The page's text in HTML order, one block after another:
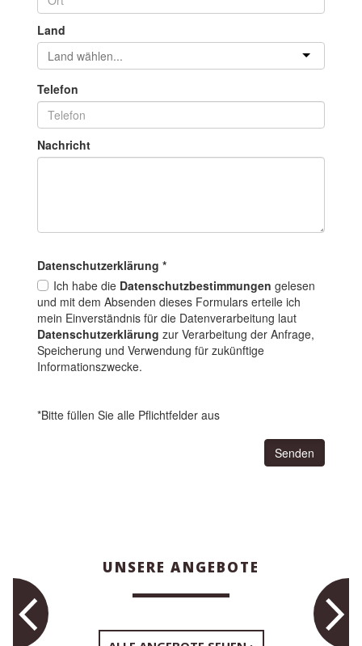
Land
Telefon
Nachricht
Datenschutz­erklärung *
Ich habe die Datenschutzbestimmungen gelesen
und mit dem Absenden dieses Formulars erteile ich
mein Einverständnis für die Datenverarbeitung laut
Datenschutzerklärung zur Verarbeitung der Anfrage,
Speicherung und Verwendung für zukünftige
Informationszwecke.
*Bitte füllen Sie alle Pflichtfelder aus
Senden
UNSERE ANGEBOTE